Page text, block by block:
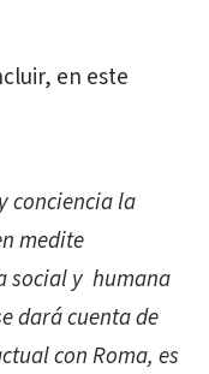
en este
conciencia la
medite
social y humana
dará cuenta de
con Roma, es